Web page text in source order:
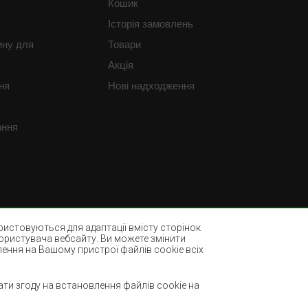
для адаптації вмісту сторінок
вебсайту. Ви можете змінити
на Вашому пристрої файлів cookie всіх
згоду на встановлення файлів cookie на
для
Кошик
Історія замовлень
Товари
Акція
Нові надходження
Світло-коричневі килими